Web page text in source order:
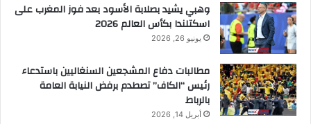
وهبي يشيد بصلابة الأسود بعد فوز المغرب على
اسكتلندا بكأس العالم 2026
يونيو 26, 2026
مطالبات دفاع المشجعين السنغاليين باستدعاء
رئيس “الكاف” تصطدم برفض النيابة العامة
بالرباط
أبريل 14, 2026